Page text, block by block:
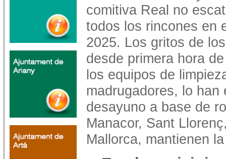
comitiva Real no
todos los rincones en
2025. Los gritos de
desde primera hora
los equipos de
madrugadores, lo
desayuno a base de
Manacor, Sant
Mallorca, mantienen